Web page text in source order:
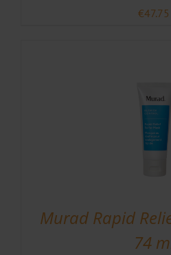
€47.75
Murad Rapid
74